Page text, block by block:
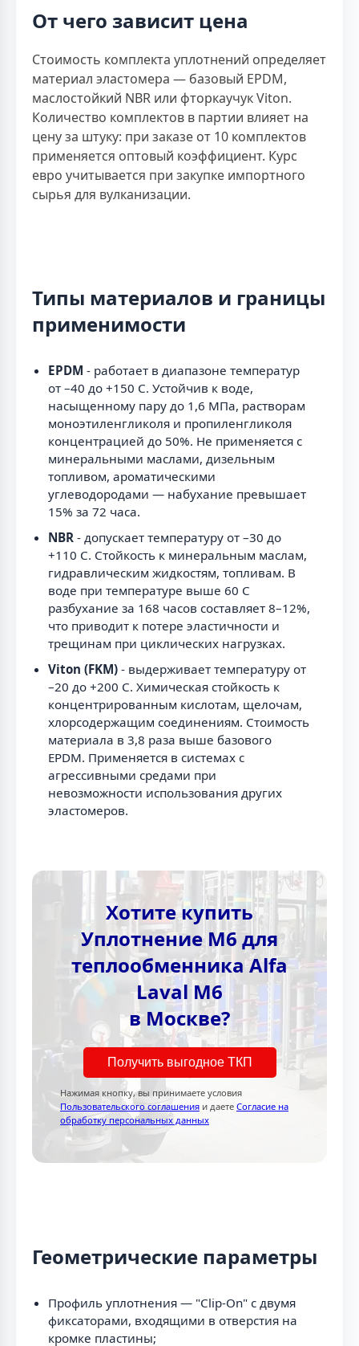
От чего зависит цена
Стоимость комплекта уплотнений определяет
материал эластомера — базовый EPDM,
маслостойкий NBR или фторкаучук Viton.
Количество комплектов в партии влияет на
цену за штуку: при заказе от 10 комплектов
применяется оптовый коэффициент. Курс
евро учитывается при закупке импортного
сырья для вулканизации.
Типы материалов и границы
применимости
EPDM - работает в диапазоне температур
от –40 до +150 С. Устойчив к воде,
насыщенному пару до 1,6 МПа, растворам
моноэтиленгликоля и пропиленгликоля
концентрацией до 50%. Не применяется с
минеральными маслами, дизельным
топливом, ароматическими
углеводородами — набухание превышает
15% за 72 часа.
NBR - допускает температуру от –30 до
+110 С. Стойкость к минеральным маслам,
гидравлическим жидкостям, топливам. В
воде при температуре выше 60 С
разбухание за 168 часов составляет 8–12%,
что приводит к потере эластичности и
трещинам при циклических нагрузках.
Viton (FKM) - выдерживает температуру от
–20 до +200 С. Химическая стойкость к
концентрированным кислотам, щелочам,
хлорсодержащим соединениям. Стоимость
материала в 3,8 раза выше базового
EPDM. Применяется в системах с
агрессивными средами при
невозможности использования других
эластомеров.
Хотите купить
Уплотнение M6 для
теплообменника Alfa
Laval M6
в Москве?
Получить выгодное ТКП
Нажимая кнопку, вы принимаете условия
Пользовательского соглашения и даете Согласие на
обработку персональных данных
Геометрические параметры
Профиль уплотнения — "Clip-On" с двумя
фиксаторами, входящими в отверстия на
кромке пластины;